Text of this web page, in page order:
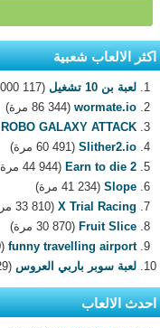
اكثر الالعاب شعبية
لعبة بن 10 تشغيل
(117 000 مرة)
wormate.io (86 344 مرة)
ROBO GALAXY ATTACK
Slither2.io (60 491 مرة)
Earn to die 2 (44 944 مرة)
Slope (41 234 مرة)
X Trial Racing (33 810 مرة)
Fruit Slice (30 870 مرة)
funny travelling airport (30 350 مرة)
لعبة سوبر باربي العروس (29 783 مرة)
احدث الالعاب